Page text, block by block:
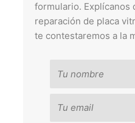
formulario. Explícanos
reparación de placa
te contestaremos a la